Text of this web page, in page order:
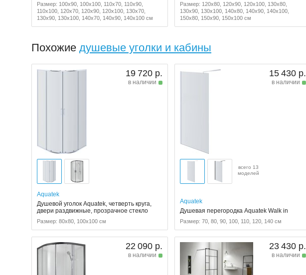
Размер: 100x90, 100x100, 110x70, 110x90,
110x100, 120x70, 120x90, 120x100, 130x70,
130x90, 130x100, 140x70, 140x90, 140x100 см
Размер: 120x80, 120x90, 120x100, 130x80,
130x90, 130x100, 140x80, 140x90, 140x100,
150x80, 150x90, 150x100 см
Похожие душевые уголки и кабины
19 720 р.
в наличии
Aquatek
Душевой уголок Aquatek, четверть круга,
двери раздвижные, прозрачное стекло
Размер: 80x80, 100x100 см
15 430 р.
в наличии
всего 13
моделей
Aquatek
Душевая перегородка Aquatek Walk in
Размер: 70, 80, 90, 100, 110, 120, 140 см
22 090 р.
в наличии
23 430 р.
в наличии